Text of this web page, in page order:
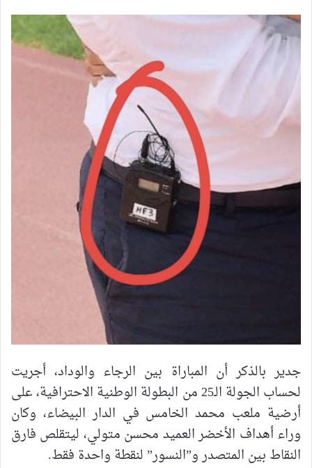
جدير بالذكر أن المباراة بين الرجاء والوداد، أجريت
لحساب الجولة الـ25 من البطولة الوطنية الاحترافية، على
أرضية ملعب محمد الخامس في الدار البيضاء، وكان
وراء أهداف الأخضر العميد محسن متولي، ليتقلص فارق
النقاط بين المتصدر و”النسور” لنقطة واحدة فقط.